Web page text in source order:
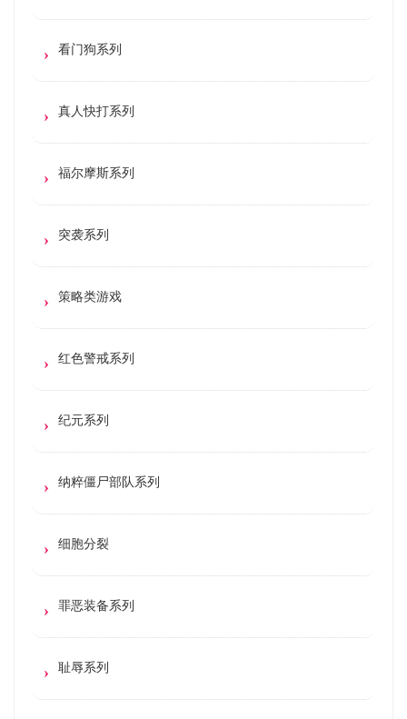
看门狗系列
真人快打系列
福尔摩斯系列
突袭系列
策略类游戏
红色警戒系列
纪元系列
纳粹僵尸部队系列
细胞分裂
罪恶装备系列
耻辱系列